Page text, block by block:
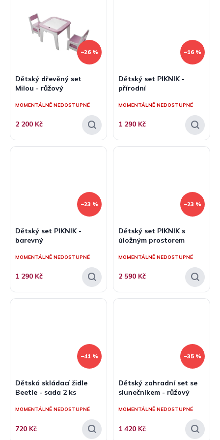
–26 %
Dětský dřevěný set
Milou - růžový
MOMENTÁLNĚ NEDOSTUPNÉ
2 200 Kč
–16 %
Dětský set PIKNIK -
přírodní
MOMENTÁLNĚ NEDOSTUPNÉ
1 290 Kč
–23 %
Dětský set PIKNIK -
barevný
MOMENTÁLNĚ NEDOSTUPNÉ
1 290 Kč
–23 %
Dětský set PIKNIK s
úložným prostorem
MOMENTÁLNĚ NEDOSTUPNÉ
2 590 Kč
–41 %
Dětská skládací židle
Beetle - sada 2 ks
MOMENTÁLNĚ NEDOSTUPNÉ
720 Kč
–35 %
Dětský zahradní set se
slunečníkem - růžový
MOMENTÁLNĚ NEDOSTUPNÉ
1 420 Kč